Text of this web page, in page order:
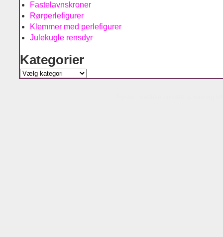
Fastelavnskroner
Rørperlefigurer
Klemmer med perlefigurer
Julekugle rensdyr
Kategorier
Kategorier